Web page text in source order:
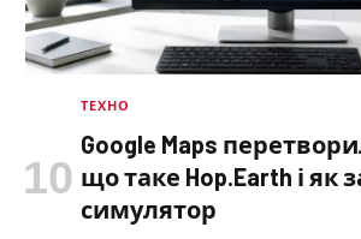
ТЕХНО
Google Maps
що таке Hop.Earth і як
симулятор